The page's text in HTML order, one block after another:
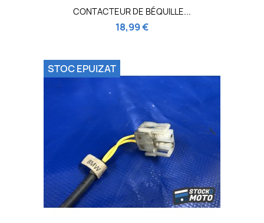
CONTACTEUR DE BÉQUILLE...
18,99 €
STOC EPUIZAT